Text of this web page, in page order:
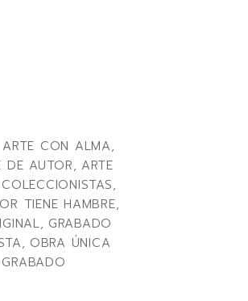
ARTE CON ALMA,
DE AUTOR, ARTE
,
TIENE HAMBRE,
, GRABADO
, OBRA ÚNICA